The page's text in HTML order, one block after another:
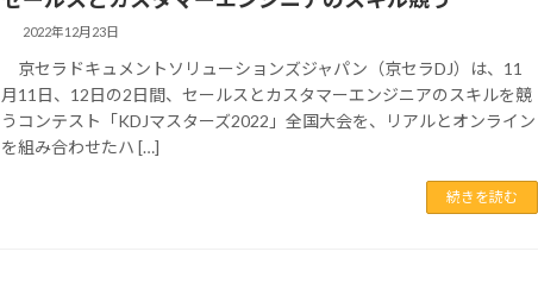
2022年12月23日
京セラドキュメントソリューションズジャパン（京セラDJ）は、11
月11日、12日の2日間、セールスとカスタマーエンジニアのスキルを競
うコンテスト「KDJマスターズ2022」全国大会を、リアルとオンライン
を組み合わせたハ […]
続きを読む